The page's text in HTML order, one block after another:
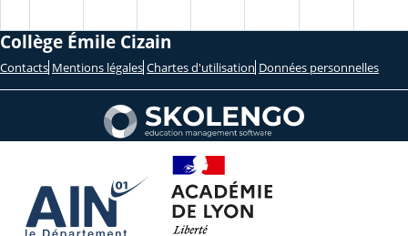
Collège Émile Cizain
Contacts Mentions légales Chartes d'utilisation Données personnelles